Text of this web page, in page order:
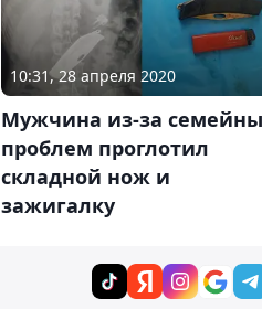
10:31, 28 апреля 2020
Мужчина из-за
проблем проглотил
складной нож и
зажигалку